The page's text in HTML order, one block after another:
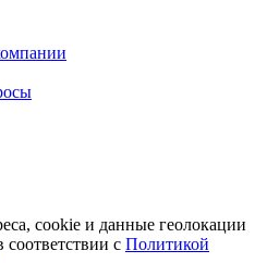
cookie и данные геолокации
соответствии с Политикой